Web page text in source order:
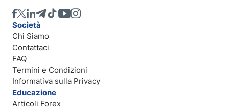
Società
Chi Siamo
Contattaci
FAQ
Termini e Condizioni
Informativa sulla Privacy
Educazione
Articoli Forex